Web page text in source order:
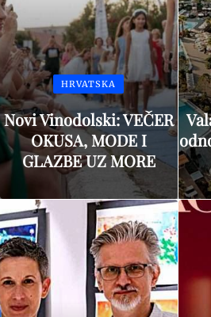
HRVATSKA
Novi Vinodolski: VEČER
OKUSA, MODE I
GLAZBE UZ MORE